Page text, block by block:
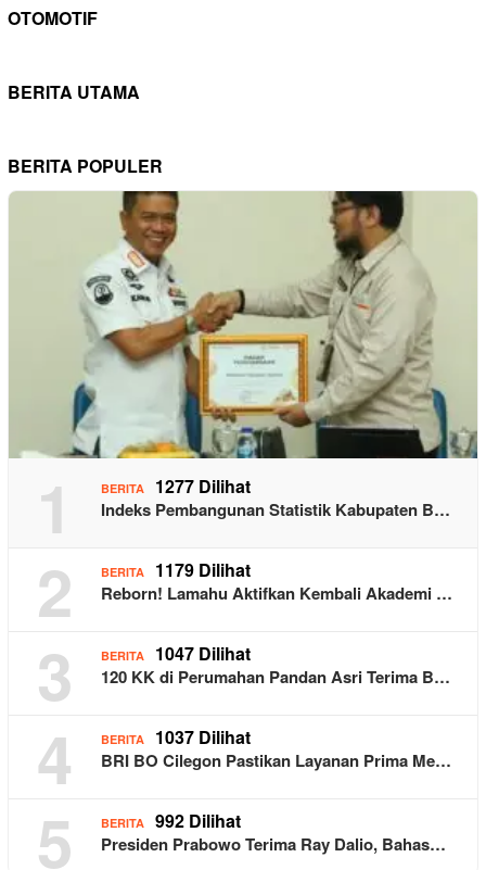
OTOMOTIF
BERITA UTAMA
BERITA POPULER
1 BERITA 1277 Dilihat
Indeks Pembangunan Statistik Kabupaten B…
2 BERITA 1179 Dilihat
Reborn! Lamahu Aktifkan Kembali Akademi …
3 BERITA 1047 Dilihat
120 KK di Perumahan Pandan Asri Terima B…
4 BERITA 1037 Dilihat
BRI BO Cilegon Pastikan Layanan Prima Me…
5 BERITA 992 Dilihat
Presiden Prabowo Terima Ray Dalio, Bahas…